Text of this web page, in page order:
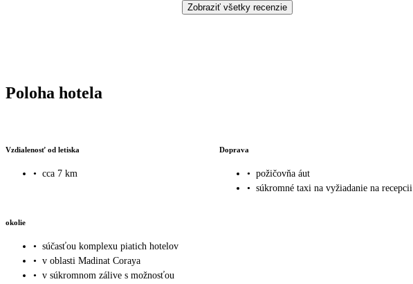
Zobraziť všetky recenzie
Poloha hotela
Vzdialenosť od letiska
• cca 7 km
Doprava
• požičovňa áut
• súkromné taxi na vyžiadanie na recepcii
okolie
• súčasťou komplexu piatich hotelov
• v oblasti Madinat Coraya
• v súkromnom zálive s možnosťou